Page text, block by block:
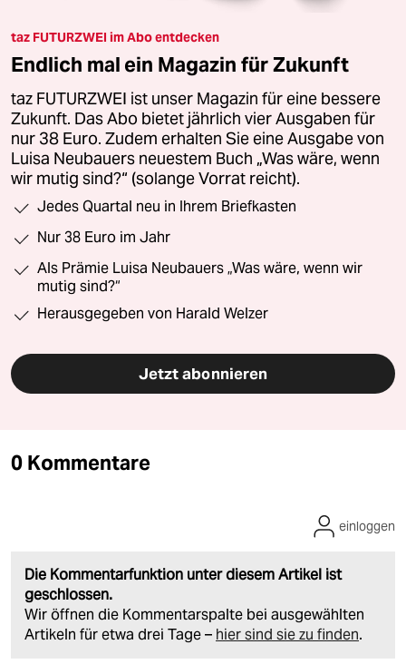
taz FUTURZWEI im Abo entdecken
Endlich mal ein Magazin für Zukunft
taz FUTURZWEI ist unser Magazin für eine bessere
Zukunft. Das Abo bietet jährlich vier Ausgaben für
nur 38 Euro. Zudem erhalten Sie eine Ausgabe von
Luisa Neubauers neuestem Buch „Was wäre, wenn
wir mutig sind?“ (solange Vorrat reicht).
Jedes Quartal neu in Ihrem Briefkasten
Nur 38 Euro im Jahr
Als Prämie Luisa Neubauers „Was wäre, wenn wir
mutig sind?“
Herausgegeben von Harald Welzer
Jetzt abonnieren
0 Kommentare
Die Kommentarfunktion unter diesem Artikel ist
geschlossen.
Wir öffnen die Kommentarspalte bei ausgewählten
Artikeln für etwa drei Tage – hier sind sie zu finden.
einloggen